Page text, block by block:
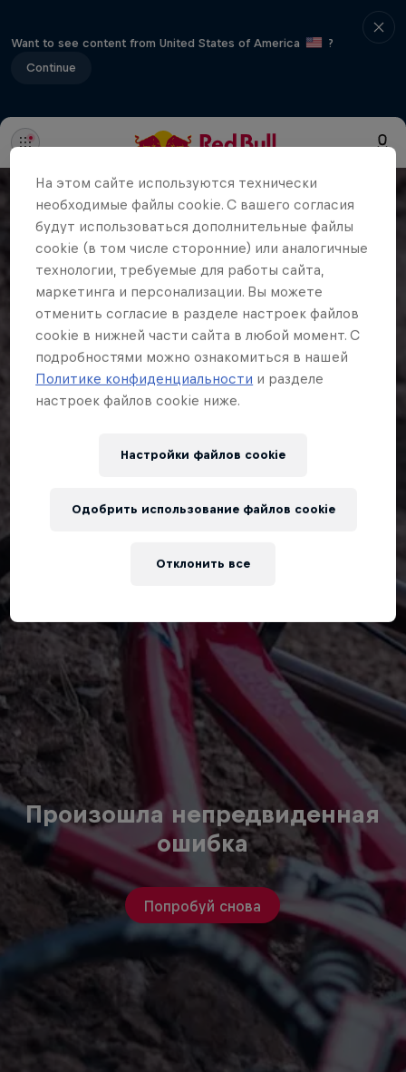
Want to see content from United States of America
?
Continue
Произошла непредвиденная
ошибка
Попробуй снова
На этом сайте иcпользуются технически
необходимые файлы cookie. С вашего согласия
будут использоваться дополнительные файлы
cookie (в том числе сторонние) или аналогичные
технологии, требуемые для работы сайта,
маркетинга и персонализации. Вы можете
отменить согласие в разделе настроек файлов
cookie в нижней части сайта в любой момент. С
подробностями можно ознакомиться в нашей
Политике конфиденциальности и разделе
настроек файлов cookie ниже.
Настройки файлов cookie
Отклонить все
Одобрить использование файлов cookie